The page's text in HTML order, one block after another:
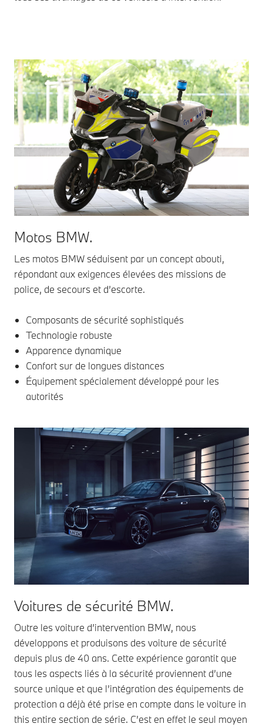
Motos BMW.
Les motos BMW séduisent par un concept abouti,
répondant aux exigences élevées des missions de
police, de secours et d’escorte.
Composants de sécurité sophistiqués
Technologie robuste
Apparence dynamique
Confort sur de longues distances
Équipement spécialement développé pour les
autorités
Voitures de sécurité BMW.
Outre les voiture d’intervention BMW, nous
développons et produisons des voiture de sécurité
depuis plus de 40 ans. Cette expérience garantit que
tous les aspects liés à la sécurité proviennent d’une
source unique et que l’intégration des équipements de
protection a déjà été prise en compte dans le voiture in
this entire section de série. C’est en effet le seul moyen